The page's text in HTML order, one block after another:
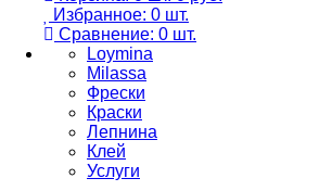
Избранное: 0 шт.
Сравнение: 0 шт.
Loymina
Milassa
Фрески
Краски
Лепнина
Клей
Услуги